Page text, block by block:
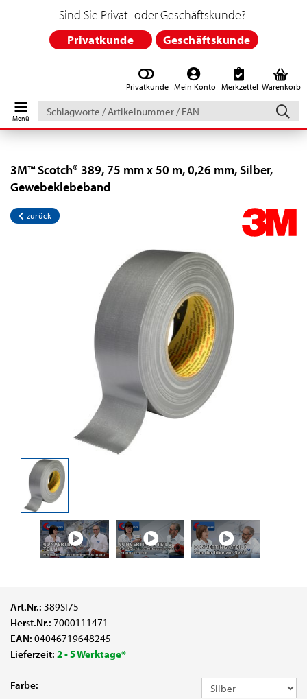
Privatkunde Mein Konto Merkzettel Warenkorb
Schlagworte
/
Artikelnummer
EAN
Sind Sie Privat- oder Geschäftskunde?
Privatkunde Geschäftskunde
3M™ Scotch® 389, 75 mm x 50 m, 0,26 mm, Silber,
Gewebeklebeband
zurück
Art.Nr.: 389SI75
Herst.Nr.: 7000111471
EAN: 04046719648245
Lieferzeit: 2 - 5 Werktage*
Farbe: